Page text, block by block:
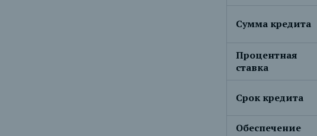
Сумма кредита
Процентная
ставка
Срок кредита
Обеспечение